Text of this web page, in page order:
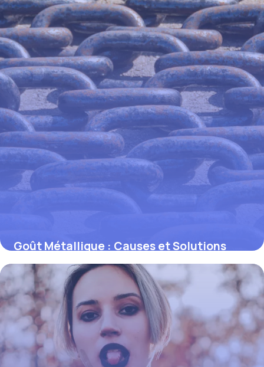
Goût Métallique : Causes et Solutions
Efficaces
30 mai 2026